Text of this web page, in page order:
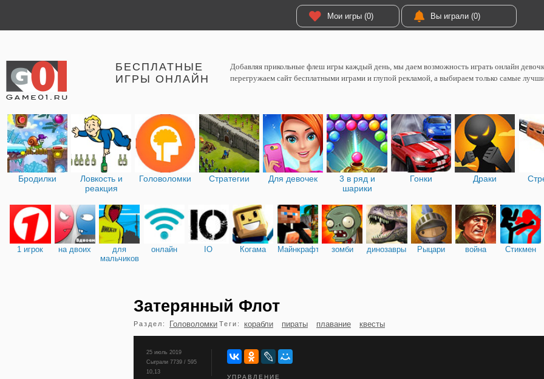
Мои игры (0) Вы играли (0)
БЕСПЛАТНЫЕ
ИГРЫ ОНЛАЙН
Добавляя прикольные флеш игры каждый день, мы даем возможность играть онлайн
перегружаем сайт бесплатными играми и глупой рекламой, а выбираем только самые
Бродилки
Ловкость и
реакция
Головоломки Стратегии Для девочек
3 в ряд и
шарики
Гонки Драки
1 игрок на двоих
для
мальчиков
онлайн IO Когама Майнкрафт зомби динозавры Рыцари война Стикмен
Затерянный Флот
Раздел: Головоломки Теги: корабли пираты плавание квесты
25 июль 2019
Сыграли 7739 / 595
10,13
УПРАВЛЕНИЕ